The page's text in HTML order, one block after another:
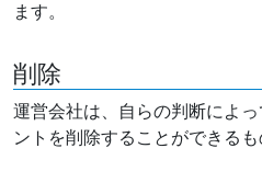
ます。
削除
運営会社は、自らの判断によ
ントを削除することができるも